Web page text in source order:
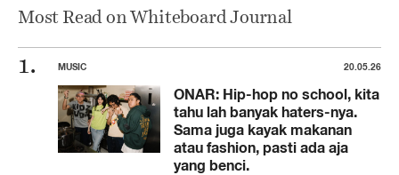
Most Read on Whiteboard Journal
MUSIC 20.05.26
ONAR: Hip-hop no school, kita
tahu lah banyak haters-nya.
Sama juga kayak makanan
atau fashion, pasti ada aja
yang benci.